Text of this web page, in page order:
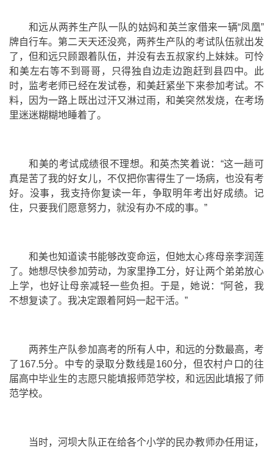
和远从两荞生产队一队的姑妈和英兰家借来一辆“凤凰”
牌自行车。第二天天还没亮，两荞生产队的考试队伍就出发
了，但和远只顾跟着队伍，并没有去五叔家约上妹妹。可怜
和美左右等不到哥哥，只得独自边走边跑赶到县四中。此
时，监考老师已经在发试卷，和美赶紧坐下来参加考试。不
料，因为一路上既出过汗又淋过雨，和美突然发烧，在考场
里迷迷糊糊地睡着了。
和美的考试成绩很不理想。和英杰笑着说：“这一趟可
真是苦了我的好女儿，不仅把你害得生了一场病，也没有考
好。没事，我支持你复读一年，争取明年考出好成绩。记
住，只要我们愿意努力，就没有办不成的事。”
和美也知道读书能够改变命运，但她太心疼母亲李润莲
了。她想尽快参加劳动，为家里挣工分，好让两个弟弟放心
上学，也好让母亲减轻一些负担。于是，她说：“阿爸，我
不想复读了。我决定跟着阿妈一起干活。”
两荞生产队参加高考的所有人中，和远的分数最高，考
了167.5分。中专的录取分数线是160分，但农村户口的往
届高中毕业生的志愿只能填报师范学校，和远因此填报了师
范学校。
当时，河坝大队正在给各个小学的民办教师办任用证，